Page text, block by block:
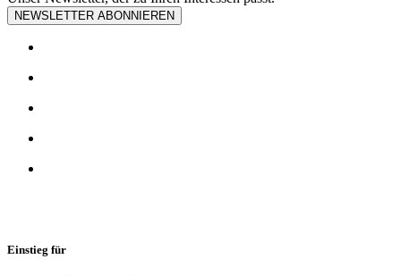
NEWSLETTER ABONNIEREN
Einstieg für